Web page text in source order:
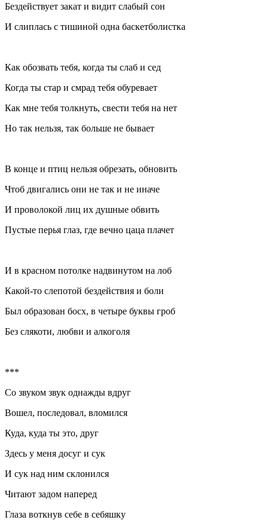
Бездействует закат и видит слабый сон
И слиплась с тишиной одна баскетболистка
Как обозвать тебя, когда ты слаб и сед
Когда ты стар и смрад тебя обуревает
Как мне тебя толкнуть, свести тебя на нет
Но так нельзя, так больше не бывает
В конце и птиц нельзя обрезать, обновить
Чтоб двигались они не так и не иначе
И проволокой лиц их душные обвить
Пустые перья глаз, где вечно цаца плачет
И в красном потолке надвинутом на лоб
Какой-то слепотой бездействия и боли
Был образован босх, в четыре буквы гроб
Без слякоти, любви и алкоголя
***
Со звуком звук однажды вдруг
Вошел, последовал, вломился
Куда, куда ты это, друг
Здесь у меня досуг и сук
И сук над ним склонился
Читают задом наперед
Глаза воткнув себе в себяшку